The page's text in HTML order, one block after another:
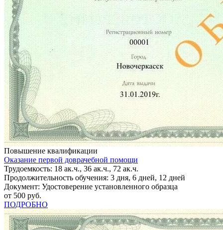
Повышение квалификации
Оказание первой доврачебной помощи
Трудоемкость: 18 ак.ч., 36 ак.ч., 72 ак.ч.
Продолжительность обучения: 3 дня, 6 дней, 12 дней
Документ: Удостоверение установленного образца
от 500 руб.
ПОДРОБНО